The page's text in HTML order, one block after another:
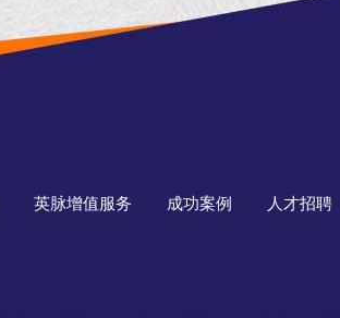
英脉增值服务 成功案例 人才招聘